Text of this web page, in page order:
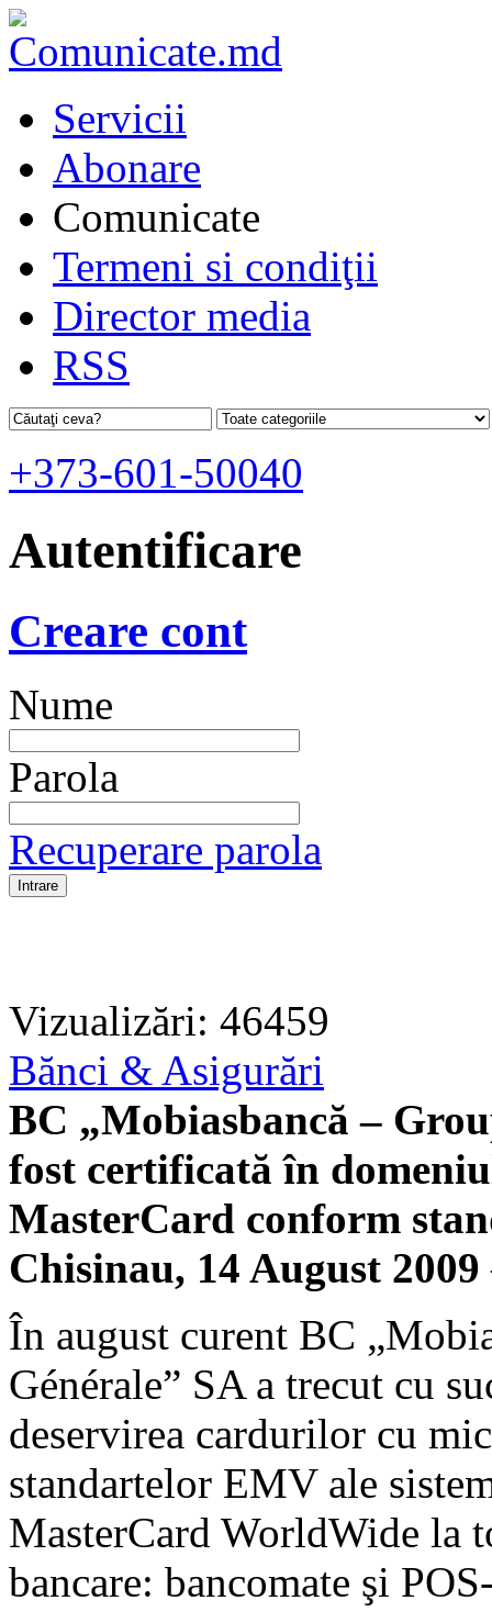
Servicii
Abonare
Comunicate
Termeni si condiţii
Director media
RSS
+373-601-50040
Autentificare
Creare cont
Nume
Parola
Recuperare parola
Vizualizări: 46459
Bănci & Asigurări
BC „Mobiasbancă –
fost certificată în
MasterCard conform
Chisinau, 14 August 2009
În august curent BC
Générale” SA a trecut cu
deservirea cardurilor cu
standartelor EMV ale
MasterCard WorldWide la
bancare: bancomate şi